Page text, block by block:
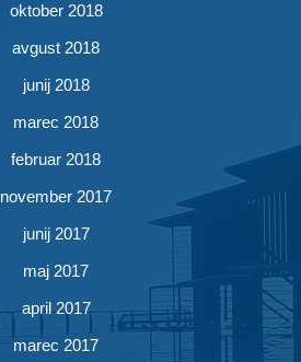
oktober 2018
avgust 2018
junij 2018
marec 2018
februar 2018
november 2017
junij 2017
maj 2017
april 2017
marec 2017